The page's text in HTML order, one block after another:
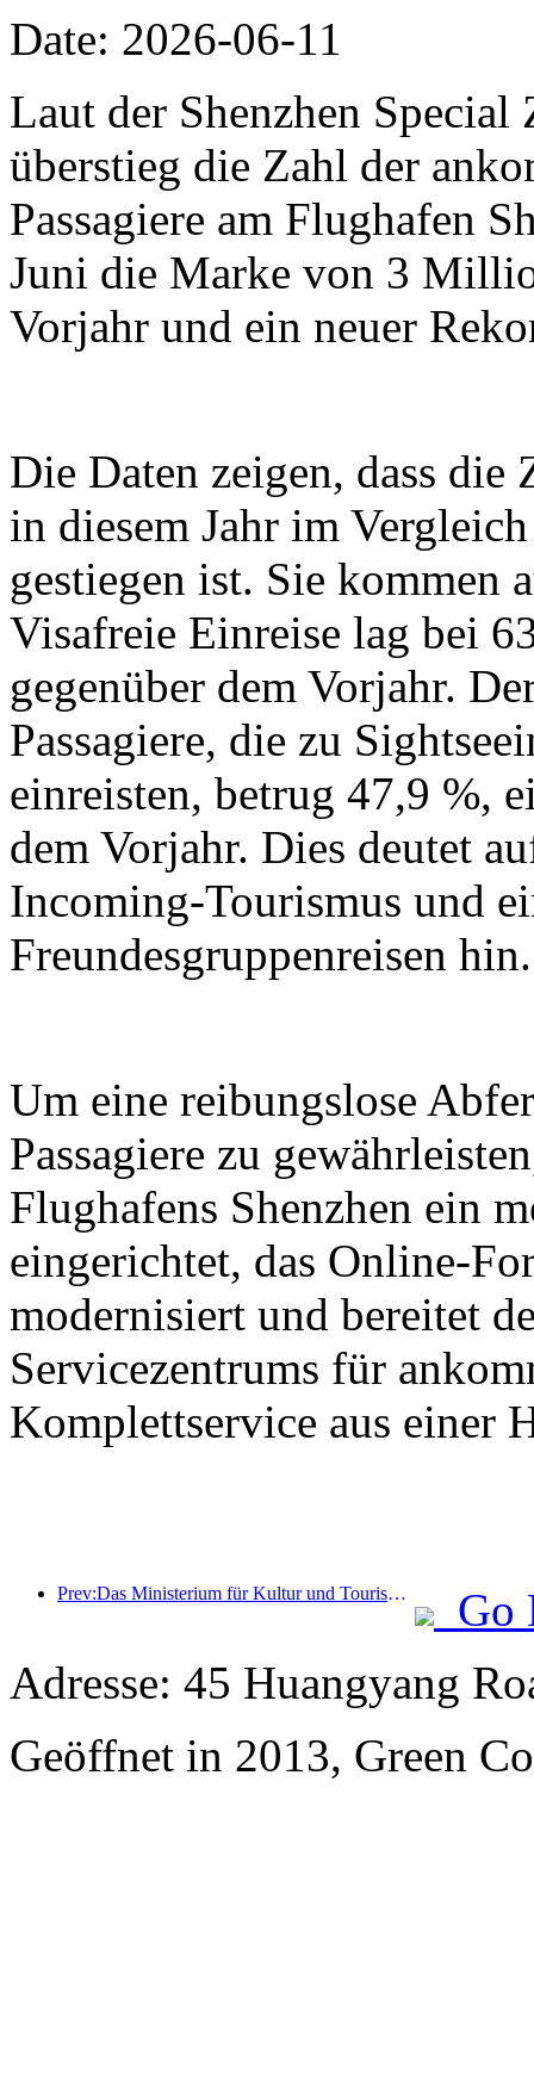
Date: 2026-06-11
Laut der Shenzhen
überstieg die Zahl der
Passagiere am Flughafen
Juni die Marke von 3
Vorjahr und ein neuer
Die Daten zeigen, dass die
in diesem Jahr im
gestiegen ist. Sie kommen
Visafreie Einreise lag bei
gegenüber dem Vorjahr.
Passagiere, die zu
einreisten, betrug 47,9 %,
dem Vorjahr. Dies deutet
Incoming-Tourismus und
Freundesgruppenreisen hin.
Um eine reibungslose
Passagiere zu
Flughafens Shenzhen ein
eingerichtet, das Online-
modernisiert und bereitet
Servicezentrums für
Komplettservice aus einer
Prev:Das Ministerium für Kultur und Tourismus berichtete, dass im Jahr 2025 16.994 Sehenswürdigkeiten der Kategorie A 7,51 Milliarden Besucher empfangen und Tourismuseinnahmen in Höhe von 554,49 Milliarden Yuan generiert haben.
Go
Adresse: 45 Huangyang
Geöffnet in 2013, Green